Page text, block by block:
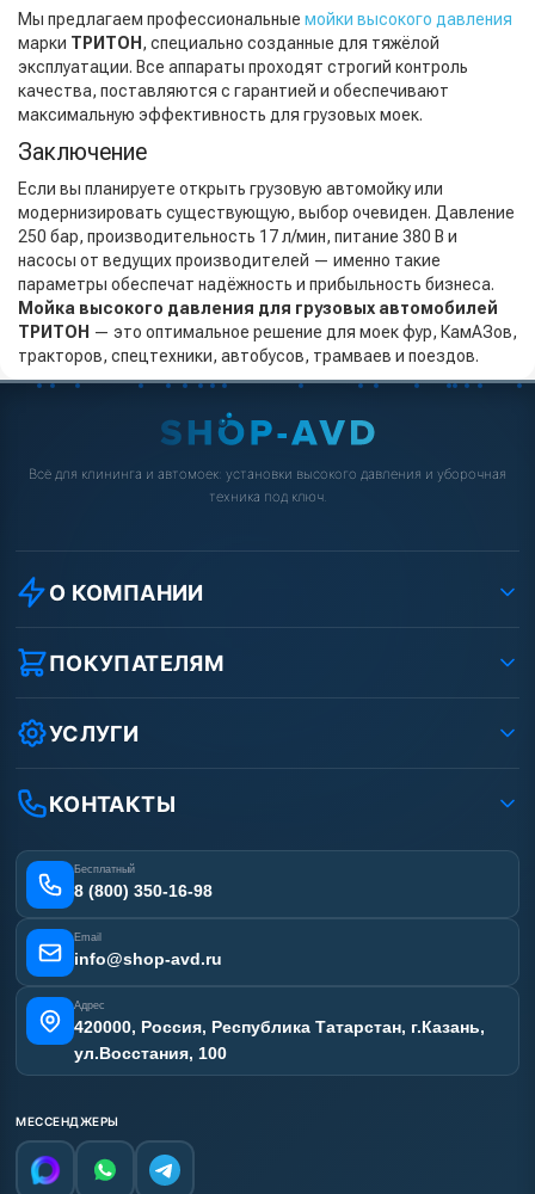
Мы предлагаем профессиональные мойки высокого давления
марки ТРИТОН , специально созданные для тяжёлой
эксплуатации. Все аппараты проходят строгий контроль
качества, поставляются с гарантией и обеспечивают
максимальную эффективность для грузовых моек.
Заключение
Если вы планируете открыть грузовую автомойку или
модернизировать существующую, выбор очевиден. Давление
250 бар, производительность 17 л/мин, питание 380 В и
насосы от ведущих производителей — именно такие
параметры обеспечат надёжность и прибыльность бизнеса.
Мойка высокого давления для грузовых автомобилей
ТРИТОН — это оптимальное решение для моек фур, КамАЗов,
тракторов, спецтехники, автобусов, трамваев и поездов.
Всё для клининга и автомоек: установки высокого давления и уборочная
техника под ключ.
О КОМПАНИИ
О компании
Реквизиты ООО «Шоп АВД»
Условия соглашения
Вакансии
Статьи
ПОКУПАТЕЛЯМ
Как заказать?
Оплата
Лизинг
Получить скидку
УСЛУГИ
Ремонт АВД
Сертификаты
Отзывы наших клиентов
Карта сайта
КОНТАКТЫ
Бесплатный
8 (800) 350-16-98
Email
info@shop-avd.ru
Адрес
420000, Россия, Республика Татарстан, г.Казань,
ул.Восстания, 100
МЕССЕНДЖЕРЫ